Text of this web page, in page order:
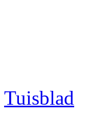
Tuisblad